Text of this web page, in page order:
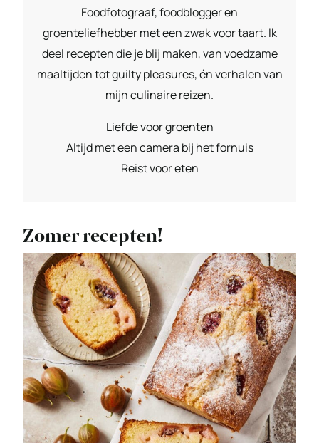
Foodfotograaf, foodblogger en
groenteliefhebber met een zwak voor taart. Ik
deel recepten die je blij maken, van voedzame
maaltijden tot guilty pleasures, én verhalen van
mijn culinaire reizen.
Liefde voor groenten
Altijd met een camera bij het fornuis
Reist voor eten
Zomer recepten!